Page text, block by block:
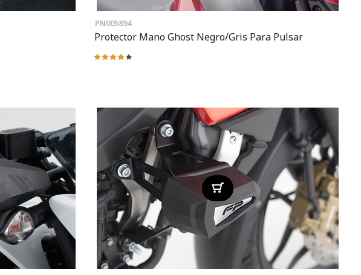
PN005894
Protector Mano Ghost Negro/gris Para Pulsar
Valoración: